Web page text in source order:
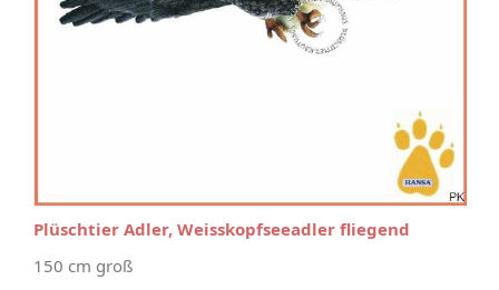
Plüschtier Adler, Weisskopfseeadler fliegend
150 cm groß